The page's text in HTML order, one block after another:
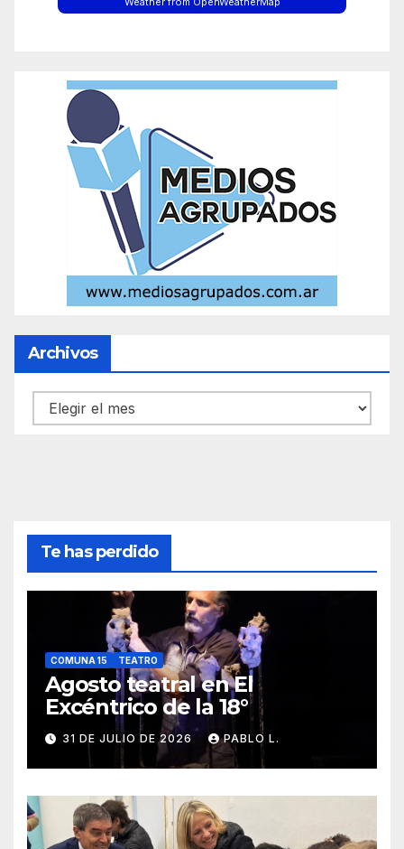
Archivos
Archivos
Te has perdido
COMUNA 15 TEATRO
Agosto teatral en El
Excéntrico de la 18°
31 DE JULIO DE 2026 PABLO L.